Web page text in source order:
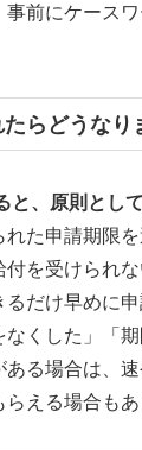
事前にケース
らどうなり
と、原則とし
れた申請期限
付を受けられ
だけ早めに
なくした」「
ある場合は、
える場合もあ